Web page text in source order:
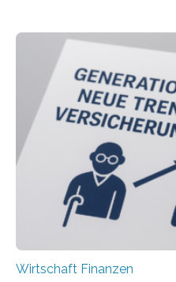
Wirtschaft Finanzen